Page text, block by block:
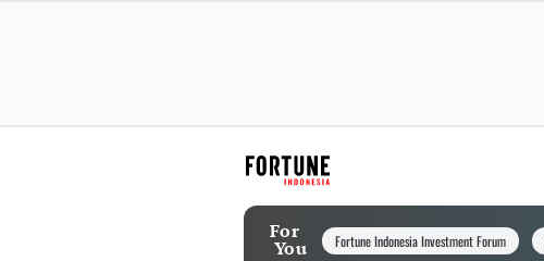
For
You Fortune Indonesia Investment Forum